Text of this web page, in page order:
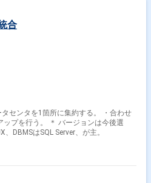
合
タを1箇所に集約する。 ・合わせ
バージョンは今後選
DBMSはSQL Server、が主。